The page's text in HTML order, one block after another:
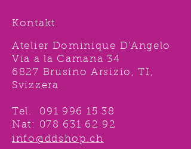
Kontakt
Atelier Dominique D'Angelo
Via a la Camana 34
6827 Brusino Arsizio, TI,
Svizzera
Tel. 091 996 15 38
Nat: 078 631 62 92
info@ddshop.ch